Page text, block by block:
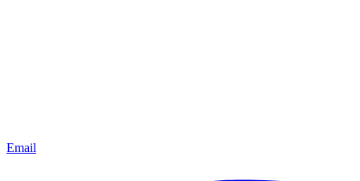
Email